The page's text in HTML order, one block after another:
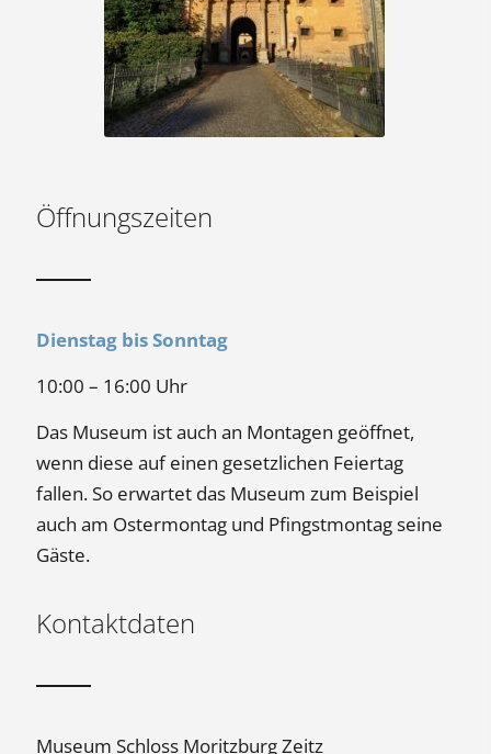
Öffnungszeiten
Dienstag bis Sonntag
10:00 – 16:00 Uhr
Das Museum ist auch an Montagen geöffnet,
wenn diese auf einen gesetzlichen Feiertag
fallen. So erwartet das Museum zum Beispiel
auch am Ostermontag und Pfingstmontag seine
Gäste.
Kontaktdaten
Museum Schloss Moritzburg Zeitz